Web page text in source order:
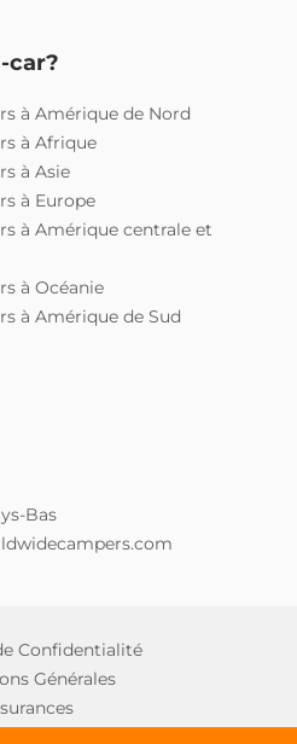
car?
à Amérique de Nord
à Afrique
à Asie
à Europe
à Amérique centrale et
à Océanie
à Amérique de Sud
Bas
Confidentialité
Générales